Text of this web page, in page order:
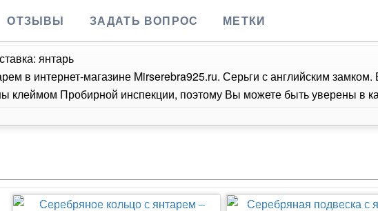
ОТЗЫВЫ ЗАДАТЬ ВОПРОС МЕТКИ
янтарь
в интернет-магазине Mirserebra925.ru. Серьги с английским
Пробирной инспекции, поэтому Вы можете быть уверены в